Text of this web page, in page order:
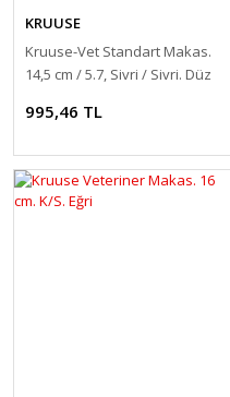
KRUUSE
Kruuse-Vet Standart Makas.
14,5 cm / 5.7, Sivri / Sivri. Düz
995,46 TL